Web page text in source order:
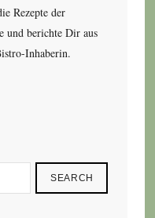
Rezepte der
und berichte Dir aus
Inhaberin.
SEARCH